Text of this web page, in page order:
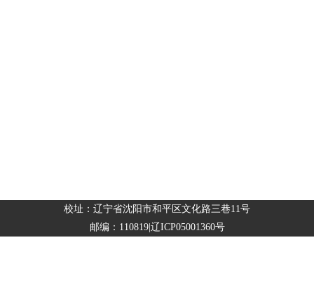
校址：辽宁省沈阳市和平区文化路三巷11号
邮编：110819|辽ICP05001360号